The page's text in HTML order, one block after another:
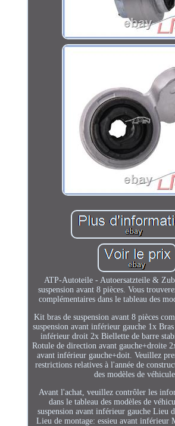
ATP-Autoteile - Autoersatzteile &
suspension avant 8 pièces. Vous
complémentaires dans le tableau des
Kit bras de suspension avant 8 pièces
suspension avant inférieur gauche 1x
inférieur droit 2x Biellette de barre
Rotule de direction avant gauche+droite
avant inférieur gauche+doit. Veuillez
restrictions relatives à l'année de
des modèles de
Avant l'achat, veuillez contrôler les
dans le tableau des modèles de
suspension avant inférieur gauche Lieu
Lieu de montage: essieu avant inférieur